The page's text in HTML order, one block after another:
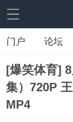
门户 论坛
[爆笑体育]
集）720P
MP4